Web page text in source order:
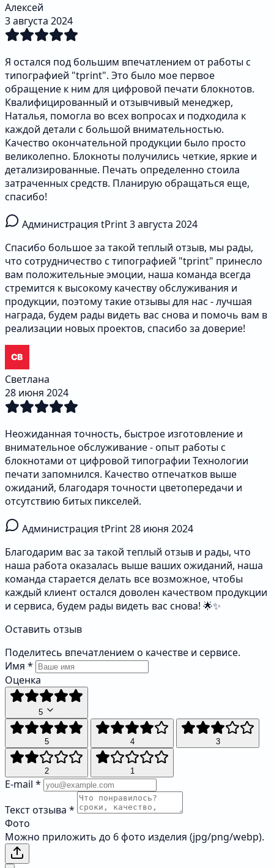
Алексей
3 августа 2024
Я остался под большим впечатлением от работы с
типографией "tprint". Это было мое первое
обращение к ним для цифровой печати блокнотов.
Квалифицированный и отзывчивый менеджер,
Наталья, помогла во всех вопросах и подходила к
каждой детали с большой внимательностью.
Качество окончательной продукции было просто
великолепно. Блокноты получились четкие, яркие и
детализированные. Печать определенно стоила
затраченных средств. Планирую обращаться еще,
спасибо!
Администрация tPrint3 августа 2024
Спасибо большое за такой теплый отзыв, мы рады,
что сотрудничество с типографией "tprint" принесло
вам положительные эмоции, наша команда всегда
стремится к высокому качеству обслуживания и
продукции, поэтому такие отзывы для нас - лучшая
награда, будем рады видеть вас снова и помочь вам в
реализации новых проектов, спасибо за доверие!
Светлана
28 июня 2024
Неожиданная точность, быстрое изготовление и
внимательное обслуживание - опыт работы с
блокнотами от цифровой типографии Технологии
печати запомнился. Качество отпечатков выше
ожиданий, благодаря точности цветопередачи и
отсутствию битых пикселей.
Администрация tPrint28 июня 2024
Благодарим вас за такой теплый отзыв и рады, что
наша работа оказалась выше ваших ожиданий, наша
команда старается делать все возможное, чтобы
каждый клиент остался доволен качеством продукции
и сервиса, будем рады видеть вас снова! 🌟✨
Оставить отзыв
Поделитесь впечатлением о качестве и сервисе.
Имя *
Оценка
5
5 4 3
2 1
E-mail *
Текст отзыва *
Фото
Можно приложить до 6 фото изделия (jpg/png/webp).